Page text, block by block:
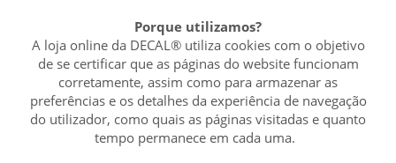
Porque utilizamos?
A loja online da DECAL® utiliza cookies com o objetivo
de se certificar que as páginas do website funcionam
corretamente, assim como para armazenar as
preferências e os detalhes da experiência de navegação
do utilizador, como quais as páginas visitadas e quanto
tempo permanece em cada uma.